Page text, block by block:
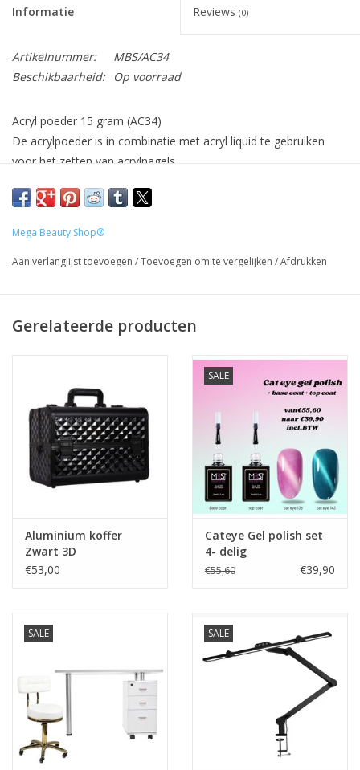
Informatie Reviews (0)
Artikelnummer:
MBS/AC34
Beschikbaarheid:
Op voorraad
Acryl poeder 15 gram (AC34)
De acrylpoeder is in combinatie met acryl liquid te gebruiken
voor het zetten van acrylnagels.
Inhoud: 15gram.
Let op:
de kleuren van onze product foto's kunnen afwijken van
de daadwerkelijke product kleur. Dit heeft te maken met hoe de
Mega Beauty Shop®
Aan verlanglijst toevoegen /Toevoegen om te vergelijken /Afdrukken
Gerelateerde producten
Aluminium koffer
Zwart 3D
€53,00
SALE
Cateye Gel polish set
4- delig
€55,60 €39,90
SALE SALE